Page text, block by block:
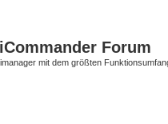
Forum
mit dem größten